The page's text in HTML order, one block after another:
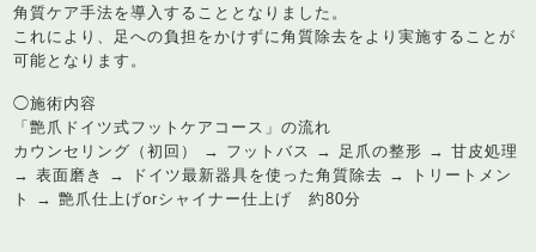
角質ケア手法を導入することとなりました。
これにより、足への負担をかけずに角質除去をより実施することが
可能となります。
◯施術内容
「艶爪ドイツ式フットケアコース」の流れ
カウンセリング（初回） → フットバス → 足爪の整形 → 甘皮処理
→ 表面磨き → ドイツ最新器具を使った角質除去 → トリートメン
ト → 艶爪仕上げorシャイナー仕上げ 約80分